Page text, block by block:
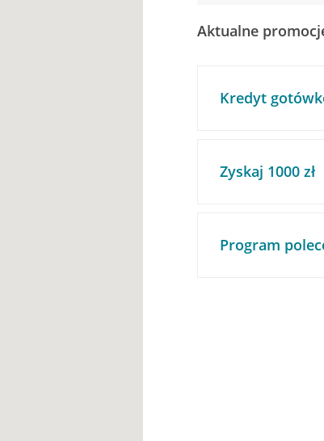
Aktualne
Kredyt
Zyskaj 1000 zł
Program